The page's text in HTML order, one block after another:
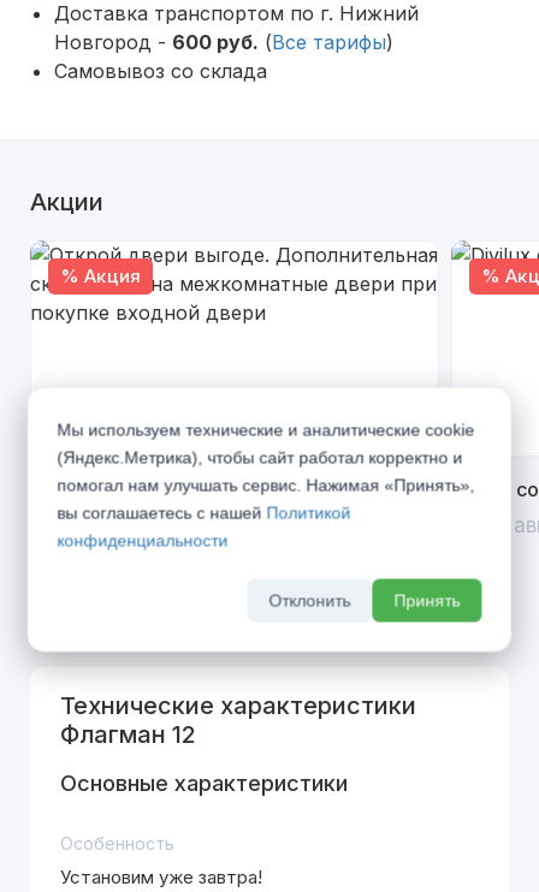
Доставка транспортом по г. Нижний
Новгород - 600 руб. (Все тарифы)
Самовывоз со склада
Акции
% Акция
Открой двери выгоде. Дополнительная
скидка 10% на межкомнатные двери при
покупке входной двери
%
Divilux
До 31
Технические характеристики
Флагман 12
Основные характеристики
Особенность
Установим уже завтра!
Мы используем технические и аналитические cookie
(Яндекс.Метрика), чтобы сайт работал корректно и
помогал нам улучшать сервис. Нажимая «Принять»,
вы соглашаетесь с нашей Политикой
конфиденциальности
Отклонить Принять